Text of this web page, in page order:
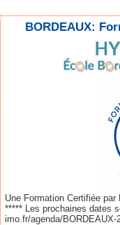
BORDEAUX:
Une Formation Certifiée
***** Les prochaines dates
imo.fr/agenda/BORDEAUX-